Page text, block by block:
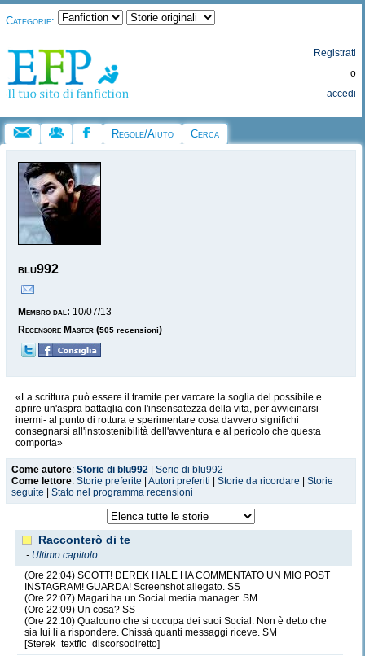
Categorie:
Registrati
o
accedi
Regole/Aiuto Cerca
blu992
Membro dal: 10/07/13
Recensore Master (505 recensioni)
«La scrittura può essere il tramite per varcare la soglia del possibile e
aprire un'aspra battaglia con l'insensatezza della vita, per avvicinarsi-
inermi- al punto di rottura e sperimentare cosa davvero significhi
consegnarsi all'instostenibilità dell'avventura e al pericolo che questa
comporta»
Come autore: Storie di blu992
Serie di blu992
Come lettore: Storie preferite Autori preferiti Storie da ricordare
Storie
seguite
Stato nel programma recensioni
Racconterò di te
- Ultimo capitolo
(Ore 22:04) SCOTT! DEREK HALE HA COMMENTATO UN MIO POST
INSTAGRAM! GUARDA! Screenshot allegato. SS
(Ore 22:07) Magari ha un Social media manager. SM
(Ore 22:09) Un cosa? SS
(Ore 22:10) Qualcuno che si occupa dei suoi Social. Non è detto che
sia lui lì a rispondere. Chissà quanti messaggi riceve. SM
[Sterek_textfic_discorsodiretto]